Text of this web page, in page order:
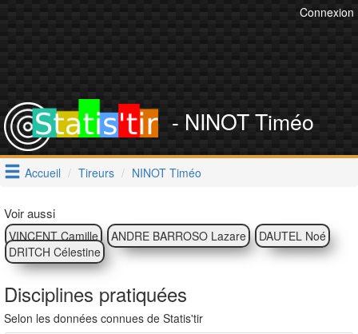
Connexion
- NINOT Timéo
Accueil Tireurs NINOT Timéo
Voir aussi
VINCENT Camille ANDRE BARROSO Lazare
DAUTEL Noé
DRITCH Célestine
Disciplines pratiquées
Selon les données connues de Statis'tir